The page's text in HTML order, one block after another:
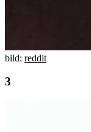
bild: reddit